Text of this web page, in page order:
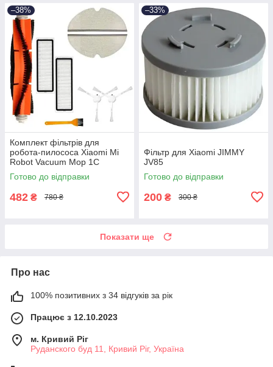
–38%
Комплект фільтрів для
робота-пилососа Xiaomi Mi
Robot Vacuum Mop 1С
STYTJ01ZHM SKV4093GL
STYTJ02ZHM STYTJ03ZHM
Готово до відправки
482 ₴ 780 ₴
–33%
Фільтр для Xiaomi JIMMY
JV85
Готово до відправки
200 ₴ 300 ₴
Показати ще
Про нас
100% позитивних з 34 відгуків за рік
Працює з 12.10.2023
м. Кривий Ріг
Руданского буд 11, Кривий Ріг, Україна